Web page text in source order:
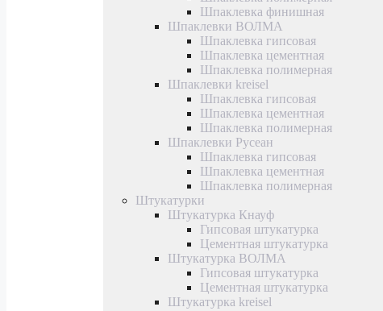
Шпаклевка финишная
Шпаклевки ВОЛМА
Шпаклевка гипсовая
Шпаклевка цементная
Шпаклевка полимерная
Шпаклевки kreisel
Шпаклевка гипсовая
Шпаклевка цементная
Шпаклевка полимерная
Шпаклевки Русеан
Шпаклевка гипсовая
Шпаклевка цементная
Шпаклевка полимерная
Штукатурки
Штукатурка Кнауф
Гипсовая штукатурка
Цементная штукатурка
Штукатурка ВОЛМА
Гипсовая штукатурка
Цементная штукатурка
Штукатурка kreisel